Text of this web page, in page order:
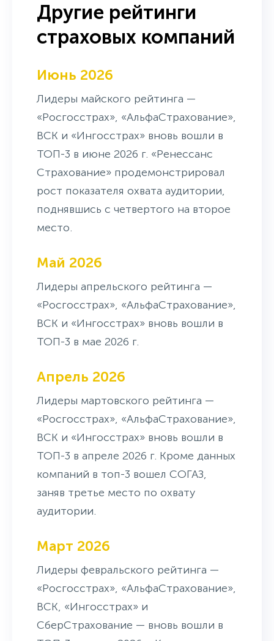
Другие рейтинги
страховых компаний
Июнь 2026
Лидеры майского рейтинга —
«Росгосстрах», «АльфаСтрахование»,
ВСК и «Ингосстрах» вновь вошли в
ТОП-3 в июне 2026 г. «Ренессанс
Страхование» продемонстрировал
рост показателя охвата аудитории,
поднявшись с четвертого на второе
место.
Май 2026
Лидеры апрельского рейтинга —
«Росгосстрах», «АльфаСтрахование»,
ВСК и «Ингосстрах» вновь вошли в
ТОП-3 в мае 2026 г.
Апрель 2026
Лидеры мартовского рейтинга —
«Росгосстрах», «АльфаСтрахование»,
ВСК и «Ингосстрах» вновь вошли в
ТОП-3 в апреле 2026 г. Кроме данных
компаний в топ-3 вошел СОГАЗ,
заняв третье место по охвату
аудитории.
Март 2026
Лидеры февральского рейтинга —
«Росгосстрах», «АльфаСтрахование»,
ВСК, «Ингосстрах» и
СберСтрахование — вновь вошли в